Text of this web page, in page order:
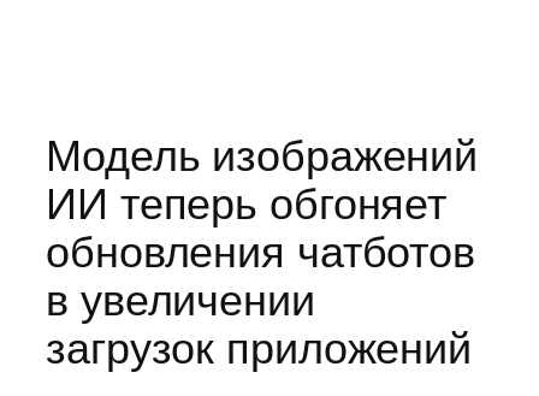
Модель изображений
ИИ теперь обгоняет
обновления чатботов
в увеличении
загрузок приложений